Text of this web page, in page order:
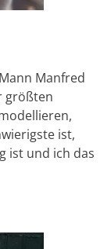
Manfred
größten
ist,
ist und ich das